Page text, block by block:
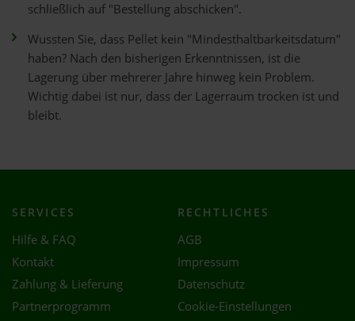
schließlich auf "Bestellung abschicken".
Wussten Sie, dass Pellet kein "Mindesthaltbarkeitsdatum"
haben? Nach den bisherigen Erkenntnissen, ist die
Lagerung über mehrerer Jahre hinweg kein Problem.
Wichtig dabei ist nur, dass der Lagerraum trocken ist und
bleibt.
SERVICES
Hilfe & FAQ
Kontakt
Zahlung & Lieferung
Partnerprogramm
RECHTLICHES
AGB
Impressum
Datenschutz
Cookie-Einstellungen